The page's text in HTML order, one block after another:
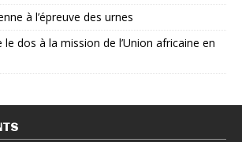
à l’épreuve des urnes
dos à la mission de l’Union africaine en